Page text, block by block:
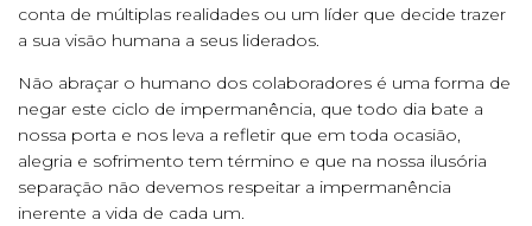
conta de múltiplas realidades ou um líder que decide trazer
a sua visão humana a seus liderados.
Não abraçar o humano dos colaboradores é uma forma de
negar este ciclo de impermanência, que todo dia bate a
nossa porta e nos leva a refletir que em toda ocasião,
alegria e sofrimento tem término e que na nossa ilusória
separação não devemos respeitar a impermanência
inerente a vida de cada um.